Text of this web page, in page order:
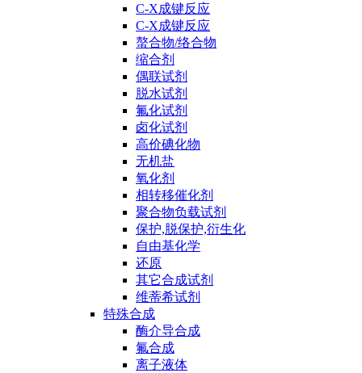
C-X成键反应
C-X成键反应
螯合物/络合物
缩合剂
偶联试剂
脱水试剂
氟化试剂
卤化试剂
高价碘化物
无机盐
氧化剂
相转移催化剂
聚合物负载试剂
保护,脱保护,衍生化
自由基化学
还原
其它合成试剂
维蒂希试剂
特殊合成
酶介导合成
氟合成
离子液体